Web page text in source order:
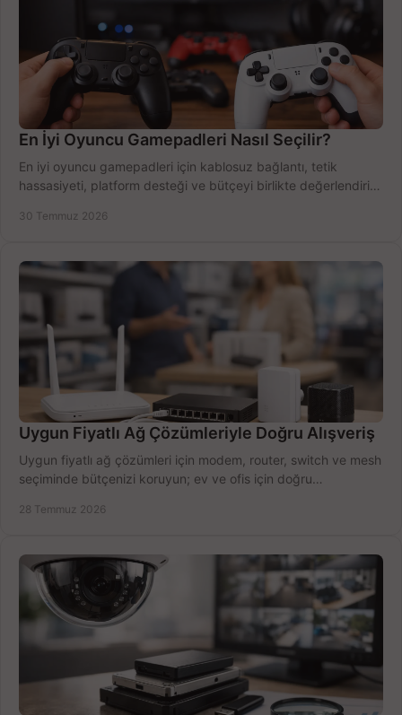
En İyi Oyuncu Gamepadleri Nasıl Seçilir?
En iyi oyuncu gamepadleri için kablosuz bağlantı, tetik
hassasiyeti, platform desteği ve bütçeyi birlikte değerlendirin;
30 Temmuz 2026
Uygun Fiyatlı Ağ Çözümleriyle Doğru Alışveriş
Uygun fiyatlı ağ çözümleri için modem, router, switch ve mesh
seçiminde bütçenizi koruyun; ev ve ofis için doğru
28 Temmuz 2026